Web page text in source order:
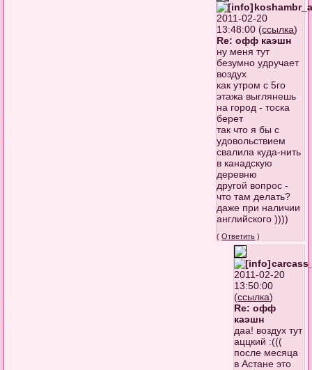
2011-02-20
13:48:00 (ссылка)
Re: офф каэшн
ну меня тут
безумно удручает
воздух
как утром с 5го
этажа выглянешь
на город - тоска
берет
так что я бы с
удовольствием
свалила куда-нить
в канадскую
деревню
другой вопрос -
что там делать?
даже при наличии
английского ))))
(Ответить )
2011-02-20
13:50:00
(ссылка)
Re: офф
каэшн
даа! воздух тут
аццкий :(((
после месяца
в Астане это